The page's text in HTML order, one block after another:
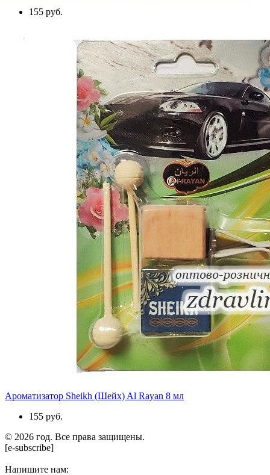
155 руб.
Ароматизатор Sheikh (Шейх) Al Rayan 8 мл
155 руб.
© 2026 год. Все права защищены.
[e-subscribe]
Напишите нам: